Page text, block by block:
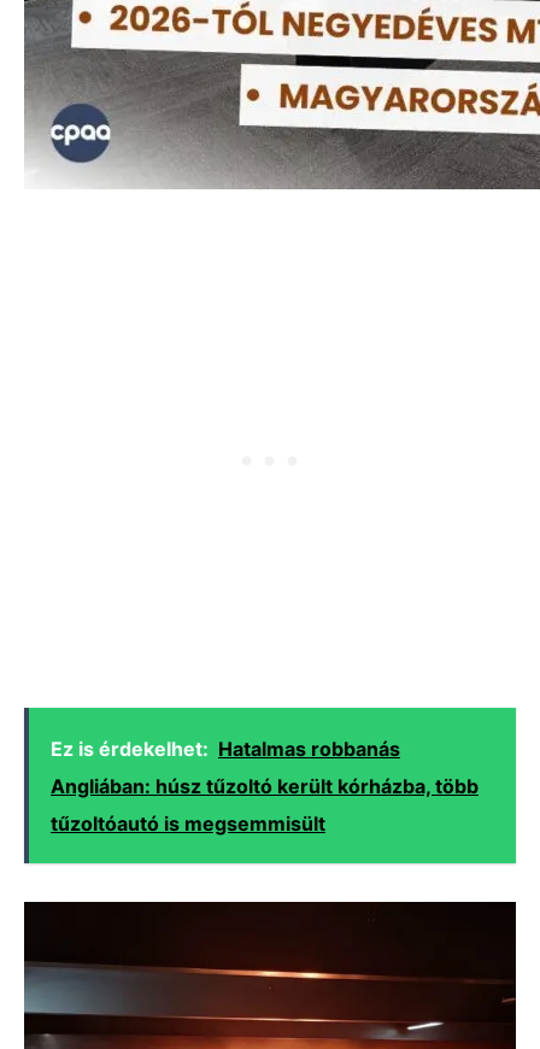
Ez is érdekelhet: Hatalmas robbanás
Angliában: húsz tűzoltó került kórházba, több
tűzoltóautó is megsemmisült